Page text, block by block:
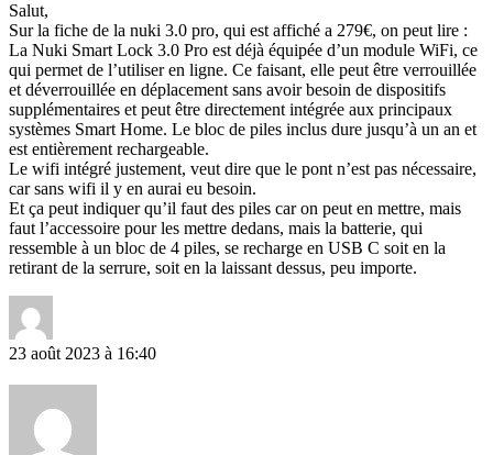
Salut,
Sur la fiche de la nuki 3.0 pro, qui est affiché a 279€, on peut lire :
La Nuki Smart Lock 3.0 Pro est déjà équipée d’un module WiFi, ce
qui permet de l’utiliser en ligne. Ce faisant, elle peut être verrouillée
et déverrouillée en déplacement sans avoir besoin de dispositifs
supplémentaires et peut être directement intégrée aux principaux
systèmes Smart Home. Le bloc de piles inclus dure jusqu’à un an et
est entièrement rechargeable.
Le wifi intégré justement, veut dire que le pont n’est pas nécessaire,
car sans wifi il y en aurai eu besoin.
Et ça peut indiquer qu’il faut des piles car on peut en mettre, mais
faut l’accessoire pour les mettre dedans, mais la batterie, qui
ressemble à un bloc de 4 piles, se recharge en USB C soit en la
retirant de la serrure, soit en la laissant dessus, peu importe.
23 août 2023 à 16:40